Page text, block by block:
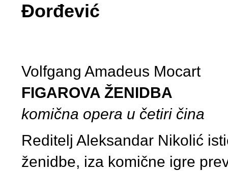
Đorđević
Volfgang Amadeus Mocart
FIGAROVA ŽENIDBA
komična opera u četiri čina
Reditelj Aleksandar Nikolić
ženidbe, iza komične igre